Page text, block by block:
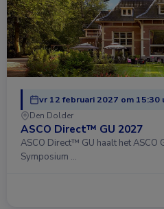
vr 12 februari 2027 om 15:30
Den Dolder
ASCO Direct™ GU 2027
ASCO Direct™ GU haalt het ASCO
Symposium …